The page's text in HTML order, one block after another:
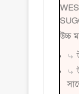
উচ্চ